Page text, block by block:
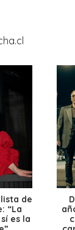
de
“La
es la